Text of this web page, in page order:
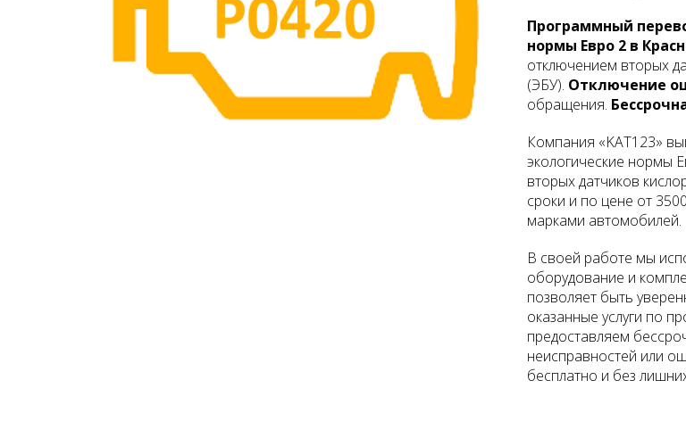
Программный
нормы Евро 2 в
отключением вторых
(ЭБУ). Отключение
обращения.
Компания «KAT123»
экологические нормы
вторых датчиков
сроки и по цене от 3500
марками автомобилей.
В своей работе мы
оборудование и
позволяет быть
оказанные услуги по
предоставляем
неисправностей или
бесплатно и без